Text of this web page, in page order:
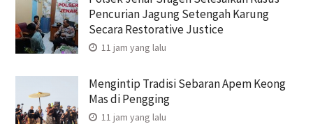
Pencurian Jagung Setengah Karung
Secara Restorative Justice
11 jam yang lalu
Mengintip Tradisi Sebaran Apem Keong
Mas di Pengging
11 jam yang lalu